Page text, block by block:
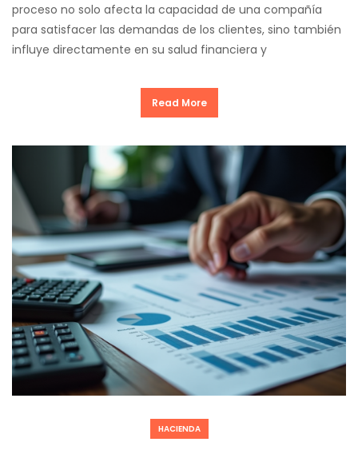
proceso no solo afecta la capacidad de una compañía
para satisfacer las demandas de los clientes, sino también
influye directamente en su salud financiera y
Read More
HACIENDA